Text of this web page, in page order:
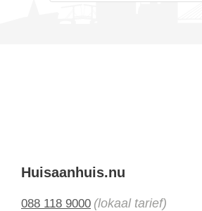
Huisaanhuis.nu
088 118 9000 (lokaal tarief)